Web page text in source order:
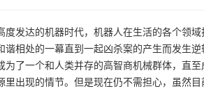
度发达的机器时代，机器人在生活的各个领
谐相处的一幕直到一起凶杀案的产生而发生
为了一个和人类并存的高智商机械群体，直
里出现的情节。但是现在仍不需担心，虽然